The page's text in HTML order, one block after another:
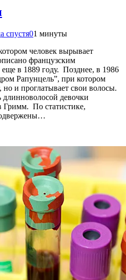
спустя01 минуты
человек вырывает
французским
в 1889 году. Позднее, в 1986
Рапунцель”, при котором
но и проглатывает свои волосы.
девочки
Гримм. По статистике,